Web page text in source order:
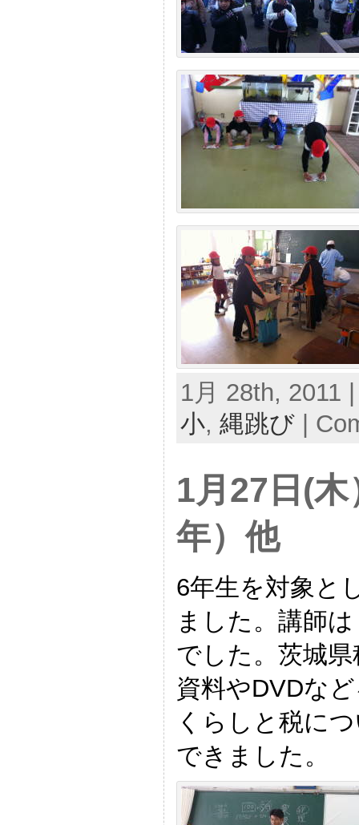
1月 28th, 2011
小, 縄跳び|
1月27日(
年）他
6年生を対象と
ました。講師
でした。茨城
資料やDVDな
くらしと税に
できました。